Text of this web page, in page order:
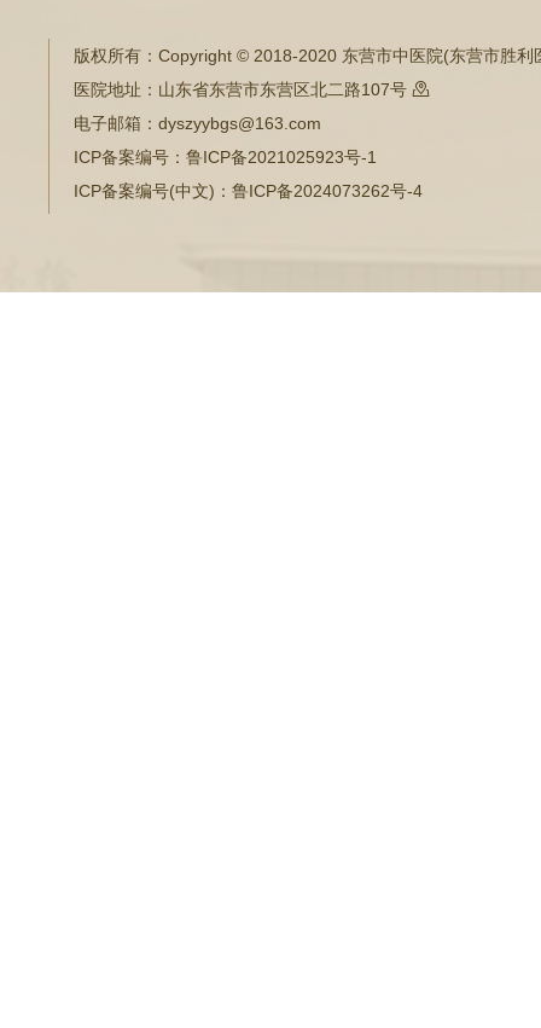
版权所有： Copyright © 2018-2020 东营市中医院(东营市胜利
医院地址： 山东省东营市东营区北二路107号 
电子邮箱： dyszyybgs@163.com
ICP备案编号： 鲁ICP备2021025923号-1
ICP备案编号(中文)： 鲁ICP备2024073262号-4